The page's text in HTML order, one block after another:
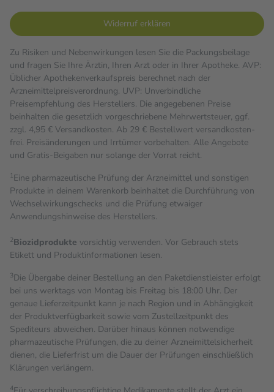
Widerruf erklären
Zu Risiken und Nebenwirkungen lesen Sie die Packungsbeilage
und fragen Sie Ihre Ärztin, Ihren Arzt oder in Ihrer Apotheke. AVP:
Üblicher Apothekenverkaufspreis berechnet nach der
Arzneimittelpreisverordnung. UVP: Unverbindliche
Preisempfehlung des Herstellers. Die angegebenen Preise
beinhalten die gesetzlich vorgeschriebene Mehrwertsteuer, ggf.
zzgl. 4,95 € Versandkosten. Ab 29 € Bestell­wert versand­kosten­
frei. Preisänderungen und Irrtümer vorbehalten. Alle Angebote
und Gratis-Beigaben nur solange der Vorrat reicht.
1Eine pharmazeutische Prüfung der Arzneimittel und sonstigen
Produkte in deinem Warenkorb beinhaltet die Durchführung von
Wechselwirkungschecks und die Prüfung etwaiger
Anwendungshinweise des Herstellers.
2Biozidprodukte vorsichtig verwenden. Vor Gebrauch stets
Etikett und Produktinformationen lesen.
3Die Übergabe deiner Bestellung an den Paketdienstleister erfolgt
bei uns werktags von Montag bis Freitag bis 18:00 Uhr. Der
genaue Lieferzeitpunkt kann je nach Region und in Abhängigkeit
der Produktverfügbarkeit sowie vom Zustellzeitpunkt des
Spediteurs abweichen. Darüber hinaus können notwendige
pharmazeutische Prüfungen, die zu deiner Arzneimittelsicherheit
dienen, die Lieferfrist um die Dauer der Prüfungen einschließlich
Klärungen verlängern.
4